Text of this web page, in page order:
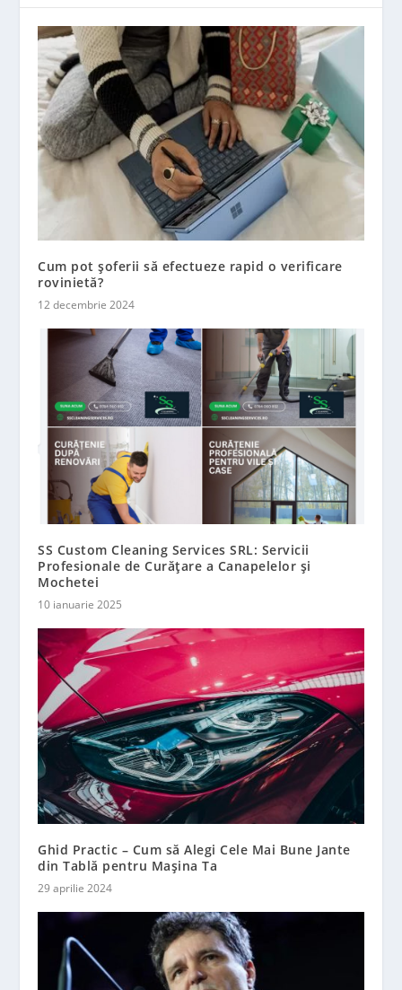
Cum pot șoferii să efectueze rapid o verificare
rovinietă?
12 decembrie 2024
SS Custom Cleaning Services SRL: Servicii
Profesionale de Curățare a Canapelelor și
Mochetei
10 ianuarie 2025
Ghid Practic – Cum să Alegi Cele Mai Bune Jante
din Tablă pentru Mașina Ta
29 aprilie 2024